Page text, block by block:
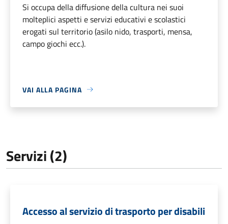
Si occupa della diffusione della cultura nei suoi
molteplici aspetti e servizi educativi e scolastici
erogati sul territorio (asilo nido, trasporti, mensa,
campo giochi ecc.).
VAI ALLA PAGINA
Servizi (2)
Accesso al servizio di trasporto per disabili